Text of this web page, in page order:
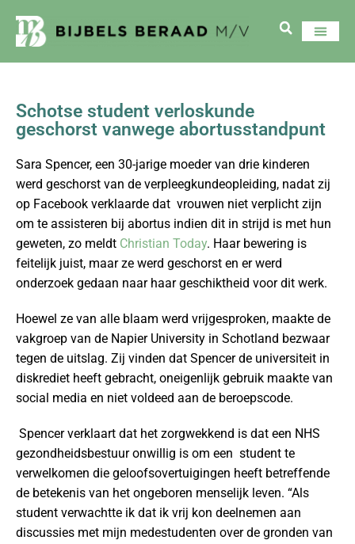
Schotse student verloskunde
geschorst vanwege abortusstandpunt
Sara Spencer, een 30-jarige moeder van drie kinderen
werd geschorst van de verpleegkundeopleiding, nadat zij
op Facebook verklaarde dat vrouwen niet verplicht zijn
om te assisteren bij abortus indien dit in strijd is met hun
geweten, zo meldt Christian Today. Haar bewering is
feitelijk juist, maar ze werd geschorst en er werd
onderzoek gedaan naar haar geschiktheid voor dit werk.
Hoewel ze van alle blaam werd vrijgesproken, maakte de
vakgroep van de Napier University in Schotland bezwaar
tegen de uitslag. Zij vinden dat Spencer de universiteit in
diskrediet heeft gebracht, oneigenlijk gebruik maakte van
social media en niet voldeed aan de beroepscode.
Spencer verklaart dat het zorgwekkend is dat een NHS
gezondheidsbestuur onwillig is om een student te
verwelkomen die geloofsovertuigingen heeft betreffende
de betekenis van het ongeboren menselijk leven. “Als
student verwachtte ik dat ik vrij kon deelnemen aan
discussies met mijn medestudenten over de gronden van